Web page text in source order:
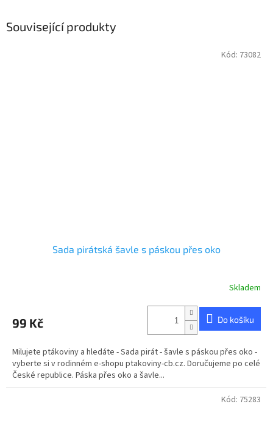
Související produkty
Sada pirátská šavle s páskou přes oko
Skladem
99 Kč Do košíku
Milujete ptákoviny a hledáte - Sada pirát - šavle s páskou přes oko -
vyberte si v rodinném e-shopu ptakoviny-cb.cz. Doručujeme po celé
České republice. Páska přes oko a šavle...
Kód: 73082
Kód: 75283